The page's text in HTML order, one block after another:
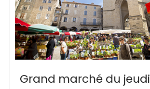
Grand marché du jeudi